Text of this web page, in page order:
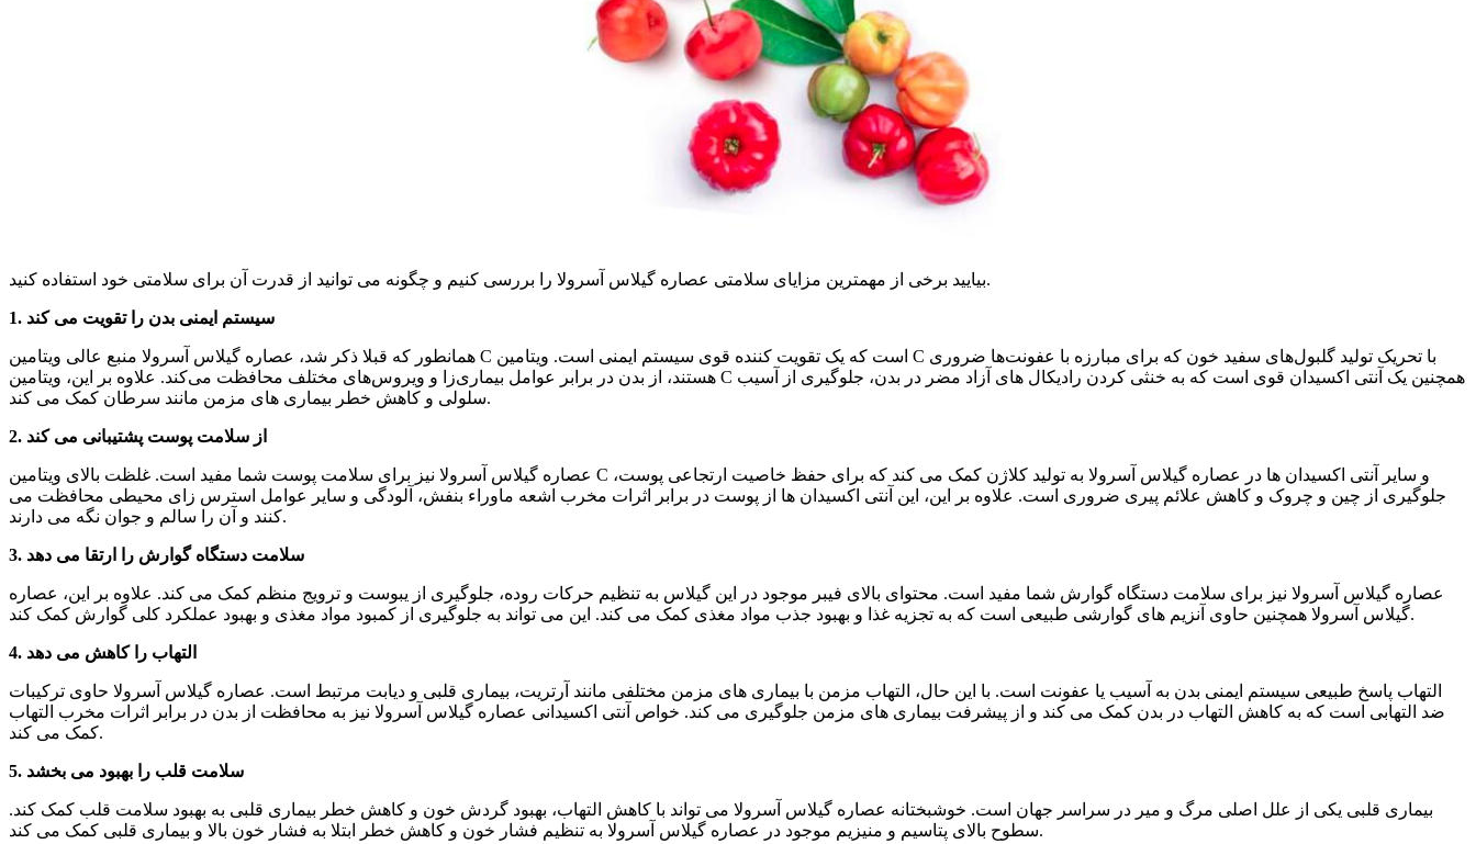
بیایید برخی از مهمترین مزایای سلامتی عصاره گیلاس آسرولا را بررسی کنیم و چگونه می توانید از قدرت آن برای سلامتی خود استفاده کنید.
1. سیستم ایمنی بدن را تقویت می کند
همانطور که قبلا ذکر شد، عصاره گیلاس آسرولا منبع عالی ویتامین C است که یک تقویت کننده قوی سیستم ایمنی است. ویتامین C با تحریک تولید گلبول‌های سفید خون که برای مبارزه با عفونت‌ها ضروری
هستند، از بدن در برابر عوامل بیماری‌زا و ویروس‌های مختلف محافظت می‌کند. علاوه بر این، ویتامین C همچنین یک آنتی اکسیدان قوی است که به خنثی کردن رادیکال های آزاد مضر در بدن، جلوگیری از آسیب
سلولی و کاهش خطر بیماری های مزمن مانند سرطان کمک می کند.
2. از سلامت پوست پشتیبانی می کند
عصاره گیلاس آسرولا نیز برای سلامت پوست شما مفید است. غلظت بالای ویتامین C و سایر آنتی اکسیدان ها در عصاره گیلاس آسرولا به تولید کلاژن کمک می کند که برای حفظ خاصیت ارتجاعی پوست،
جلوگیری از چین و چروک و کاهش علائم پیری ضروری است. علاوه بر این، این آنتی اکسیدان ها از پوست در برابر اثرات مخرب اشعه ماوراء بنفش، آلودگی و سایر عوامل استرس زای محیطی محافظت می
کنند و آن را سالم و جوان نگه می دارند.
3. سلامت دستگاه گوارش را ارتقا می دهد
عصاره گیلاس آسرولا نیز برای سلامت دستگاه گوارش شما مفید است. محتوای بالای فیبر موجود در این گیلاس به تنظیم حرکات روده، جلوگیری از یبوست و ترویج منظم کمک می کند. علاوه بر این، عصاره
گیلاس آسرولا همچنین حاوی آنزیم های گوارشی طبیعی است که به تجزیه غذا و بهبود جذب مواد مغذی کمک می کند. این می تواند به جلوگیری از کمبود مواد مغذی و بهبود عملکرد کلی گوارش کمک کند.
4. التهاب را کاهش می دهد
التهاب پاسخ طبیعی سیستم ایمنی بدن به آسیب یا عفونت است. با این حال، التهاب مزمن با بیماری های مزمن مختلفی مانند آرتریت، بیماری قلبی و دیابت مرتبط است. عصاره گیلاس آسرولا حاوی ترکیبات
ضد التهابی است که به کاهش التهاب در بدن کمک می کند و از پیشرفت بیماری های مزمن جلوگیری می کند. خواص آنتی اکسیدانی عصاره گیلاس آسرولا نیز به محافظت از بدن در برابر اثرات مخرب التهاب
کمک می کند.
5. سلامت قلب را بهبود می بخشد
بیماری قلبی یکی از علل اصلی مرگ و میر در سراسر جهان است. خوشبختانه عصاره گیلاس آسرولا می تواند با کاهش التهاب، بهبود گردش خون و کاهش خطر بیماری قلبی به بهبود سلامت قلب کمک کند.
سطوح بالای پتاسیم و منیزیم موجود در عصاره گیلاس آسرولا به تنظیم فشار خون و کاهش خطر ابتلا به فشار خون بالا و بیماری قلبی کمک می کند.